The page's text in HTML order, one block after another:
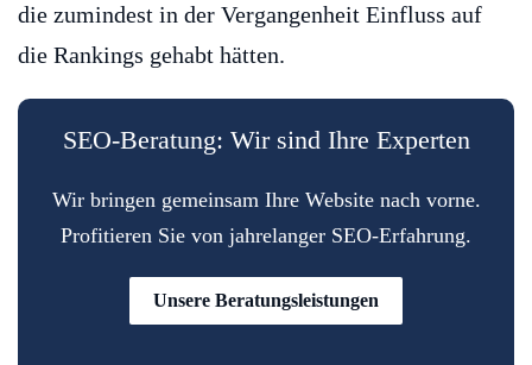
die zumindest in der Vergangenheit Einfluss auf
die Rankings gehabt hätten.
SEO-Beratung: Wir sind Ihre Experten
Wir bringen gemeinsam Ihre Website nach vorne.
Profitieren Sie von jahrelanger SEO-Erfahrung.
Unsere Beratungsleistungen